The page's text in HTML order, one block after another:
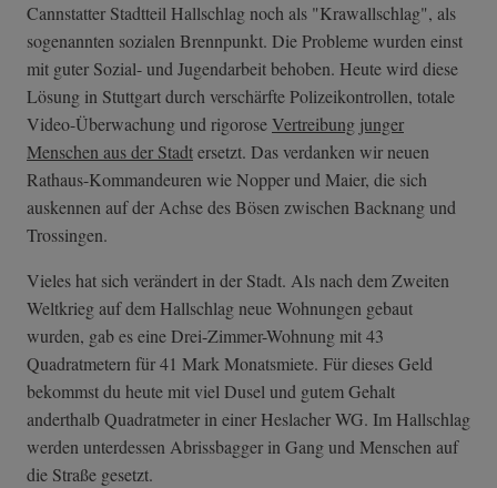
Cannstatter Stadtteil Hallschlag noch als "Krawallschlag", als
sogenannten sozialen Brennpunkt. Die Probleme wurden einst
mit guter Sozial- und Jugendarbeit behoben. Heute wird diese
Lösung in Stuttgart durch verschärfte Polizeikontrollen, totale
Video-Überwachung und rigoroseVertreibung junger
Menschen aus der Stadtersetzt. Das verdanken wir neuen
Rathaus-Kommandeuren wie Nopper und Maier, die sich
auskennen auf der Achse des Bösen zwischen Backnang und
Trossingen.
Vieles hat sich verändert in der Stadt. Als nach dem Zweiten
Weltkrieg auf dem Hallschlag neue Wohnungen gebaut
wurden, gab es eine Drei-Zimmer-Wohnung mit 43
Quadratmetern für 41 Mark Monatsmiete. Für dieses Geld
bekommst du heute mit viel Dusel und gutem Gehalt
anderthalb Quadratmeter in einer Heslacher WG. Im Hallschlag
werden unterdessen Abrissbagger in Gang und Menschen auf
die Straße gesetzt.